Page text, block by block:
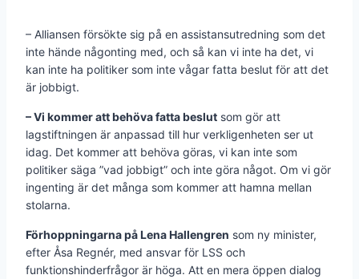
– Alliansen försökte sig på en assistansutredning som det
inte hände någonting med, och så kan vi inte ha det, vi
kan inte ha politiker som inte vågar fatta beslut för att det
är jobbigt.
– Vi kommer att behöva fatta beslut som gör att
lagstiftningen är anpassad till hur verkligenheten ser ut
idag. Det kommer att behöva göras, vi kan inte som
politiker säga ”vad jobbigt” och inte göra något. Om vi gör
ingenting är det många som kommer att hamna mellan
stolarna.
Förhoppningarna på Lena Hallengren som ny minister,
efter Åsa Regnér, med ansvar för LSS och
funktionshinderfrågor är höga. Att en mera öppen dialog